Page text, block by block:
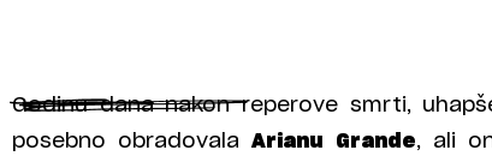
Godinu dana nakon reperove smrti,
posebno obradovalaArianu Grande, ali